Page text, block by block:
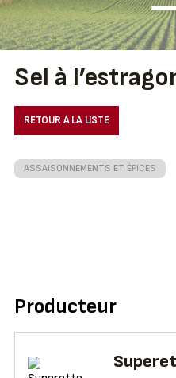
Sel à
RETOUR À LA LISTE
ASSAISONNEMENTS ET ÉPICES
Producteur